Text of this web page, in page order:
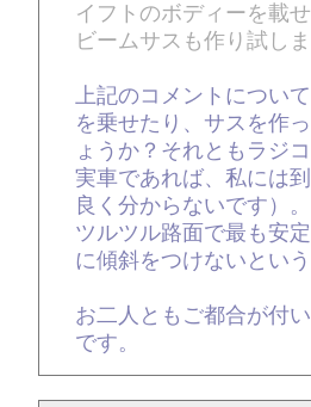
イフトのボディーを載
ビームサスも作り試し
上記のコメントについ
を乗せたり、サスを作
ょうか？それともラジ
実車であれば、私には
良く分からないです）。
ツルツル路面で最も安
に傾斜をつけないとい
お二人ともご都合が付
です。